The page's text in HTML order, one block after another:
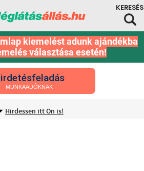
kiemelést adunk ajándékba
választása esetén!
MUNKAADÓKNAK
Hirdessen itt Ön is!